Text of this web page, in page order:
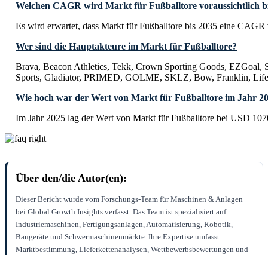
Welchen CAGR wird Markt für Fußballtore voraussichtlich
Es wird erwartet, dass Markt für Fußballtore bis 2035 eine
Wer sind die Hauptakteure im Markt für Fußballtore?
Brava, Beacon Athletics, Tekk, Crown Sporting Goods, EZGoal,
Sports, Gladiator, PRIMED, GOLME, SKLZ, Bow, Franklin,
Wie hoch war der Wert von Markt für Fußballtore im Jahr
Im Jahr 2025 lag der Wert von Markt für Fußballtore bei USD
Über den/die Autor(en):
Dieser Bericht wurde vom Forschungs-Team für Maschinen & Anlagen
bei Global Growth Insights verfasst. Das Team ist spezialisiert auf
Industriemaschinen, Fertigungsanlagen, Automatisierung, Robotik,
Baugeräte und Schwermaschinenmärkte. Ihre Expertise umfasst
Marktbestimmung, Lieferkettenanalysen, Wettbewerbsbewertungen und